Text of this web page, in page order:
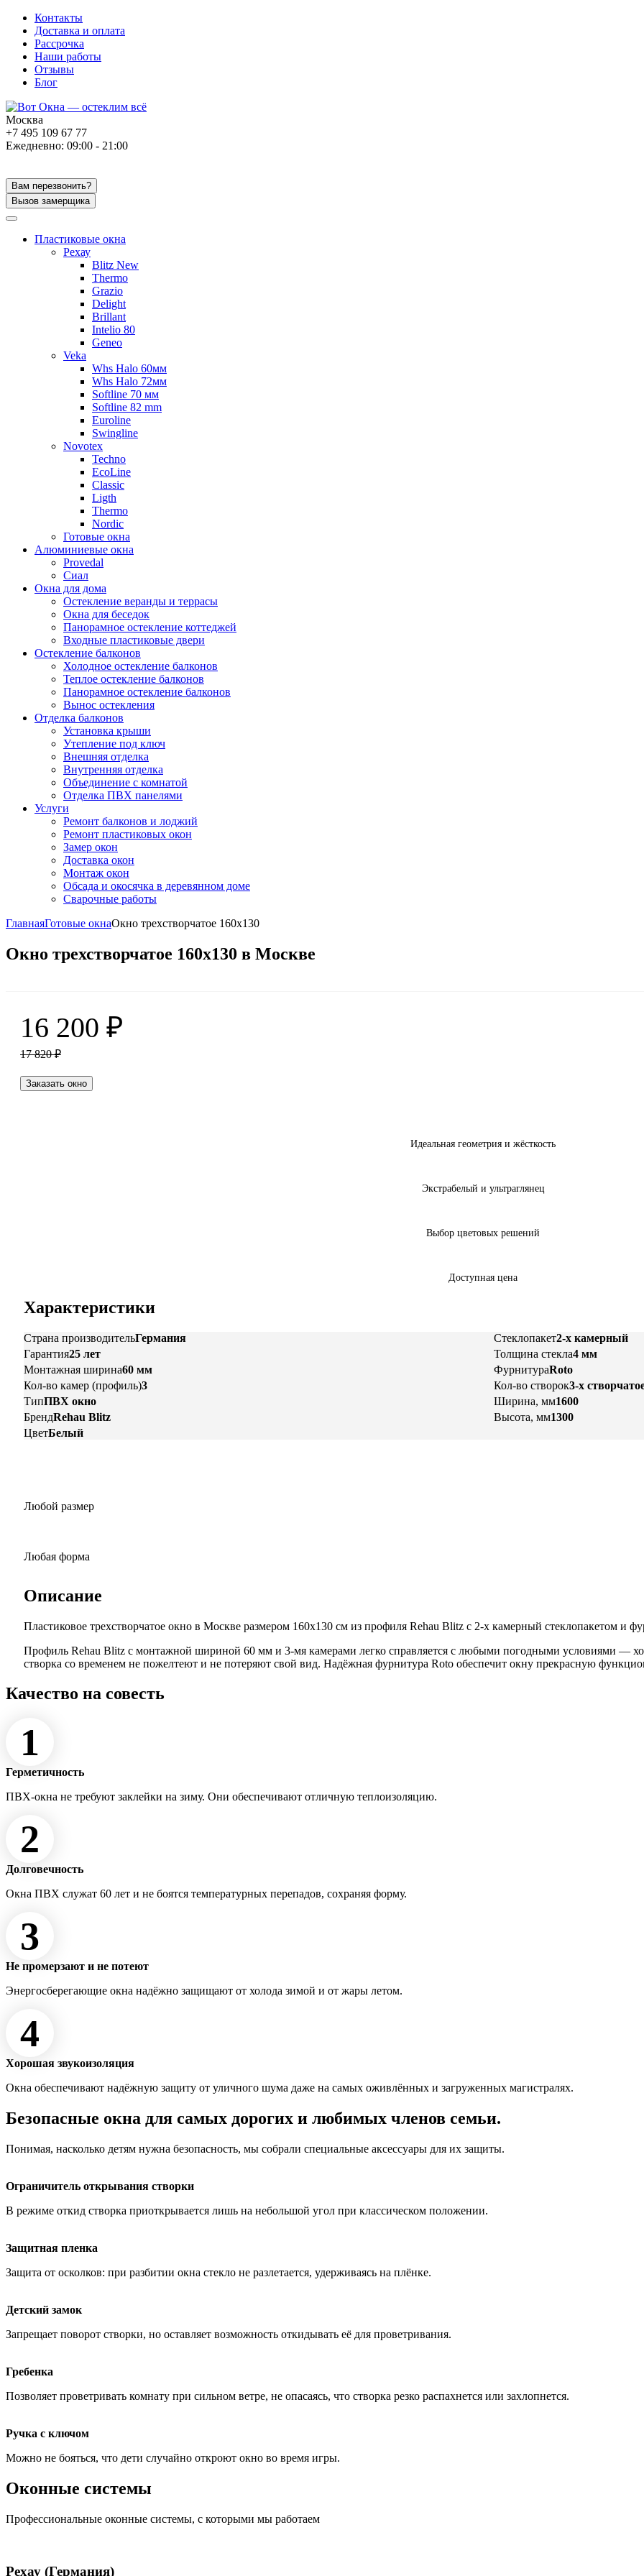
Контакты
Доставка и оплата
Рассрочка
Наши работы
Отзывы
Блог
Москва
+7 495 109 67 77
Ежедневно: 09:00 - 21:00
Вам перезвонить?
Вызов замерщика
Пластиковые окна
Рехау
Blitz New
Thermo
Grazio
Delight
Brillant
Intelio 80
Geneo
Veka
Whs Halo 60мм
Whs Halo 72мм
Softline 70 мм
Softline 82 mm
Euroline
Swingline
Novotex
Techno
EcoLine
Classic
Ligth
Thermo
Nordic
Готовые окна
Алюминиевые окна
Provedal
Сиал
Окна для дома
Остекление веранды и террасы
Окна для беседок
Панорамное остекление коттеджей
Входные пластиковые двери
Остекление балконов
Холодное остекление балконов
Теплое остекление балконов
Панорамное остекление балконов
Вынос остекления
Отделка балконов
Установка крыши
Утепление под ключ
Внешняя отделка
Внутренняя отделка
Объединение с комнатой
Отделка ПВХ панелями
Услуги
Ремонт балконов и лоджий
Ремонт пластиковых окон
Замер окон
Доставка окон
Монтаж окон
Обсада и окосячка в деревянном доме
Сварочные работы
ГлавнаяГотовые окнаОкно трехстворчатое 160x130
Окно трехстворчатое 160x130 в Москве
16 200 ₽
17 820₽
Заказать окно
Идеальная геометрия и жёсткость
Экстрабелый и ультраглянец
Выбор цветовых решений
Доступная цена
Характеристики
Страна производительГермания
Гарантия25 лет
Монтажная ширина60 мм
Кол-во камер (профиль)3
ТипПВХ окно
БрендRehau Blitz
ЦветБелый
Стеклопакет2-х камерный
Толщина стекла4 мм
ФурнитураRoto
Кол-во створок3-х
Ширина, мм1600
Высота, мм1300
Любой размер
Любая форма
Описание
Пластиковое трехстворчатое окно в Москве размером 160x130 см из профиля Rehau Blitz с 2-х камерный стеклопакетом и
Профиль Rehau Blitz с монтажной шириной 60 мм и 3-мя камерами легко справляется с любыми погодными условиями —
створка со временем не пожелтеют и не потеряют свой вид. Надёжная фурнитура Roto обеспечит окну прекрасную
Качество на совесть
1
Герметичность
ПВХ-окна не требуют заклейки на зиму. Они обеспечивают отличную теплоизоляцию.
2
Долговечность
Окна ПВХ служат 60 лет и не боятся температурных перепадов, сохраняя форму.
3
Не промерзают и не потеют
Энергосберегающие окна надёжно защищают от холода зимой и от жары летом.
4
Хорошая звукоизоляция
Окна обеспечивают надёжную защиту от уличного шума даже на самых оживлённых и загруженных магистралях.
Безопасные окна для самых дорогих и любимых членов семьи.
Понимая, насколько детям нужна безопасность, мы собрали специальные аксессуары для их защиты.
Ограничитель открывания створки
В режиме откид створка приоткрывается лишь на небольшой угол при классическом положении.
Защитная пленка
Защита от осколков: при разбитии окна стекло не разлетается, удерживаясь на плёнке.
Детский замок
Запрещает поворот створки, но оставляет возможность откидывать её для проветривания.
Гребенка
Позволяет проветривать комнату при сильном ветре, не опасаясь, что створка резко распахнется или захлопнется.
Ручка с ключом
Можно не бояться, что дети случайно откроют окно во время игры.
Оконные системы
Профессиональные оконные системы, с которыми мы работаем
Рехау (Германия)